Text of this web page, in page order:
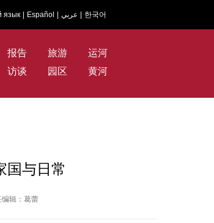
язык Español عربي 한국어
报告 旅游
运河
访谈 园区 黄河
国与日常
编辑：葛蕾